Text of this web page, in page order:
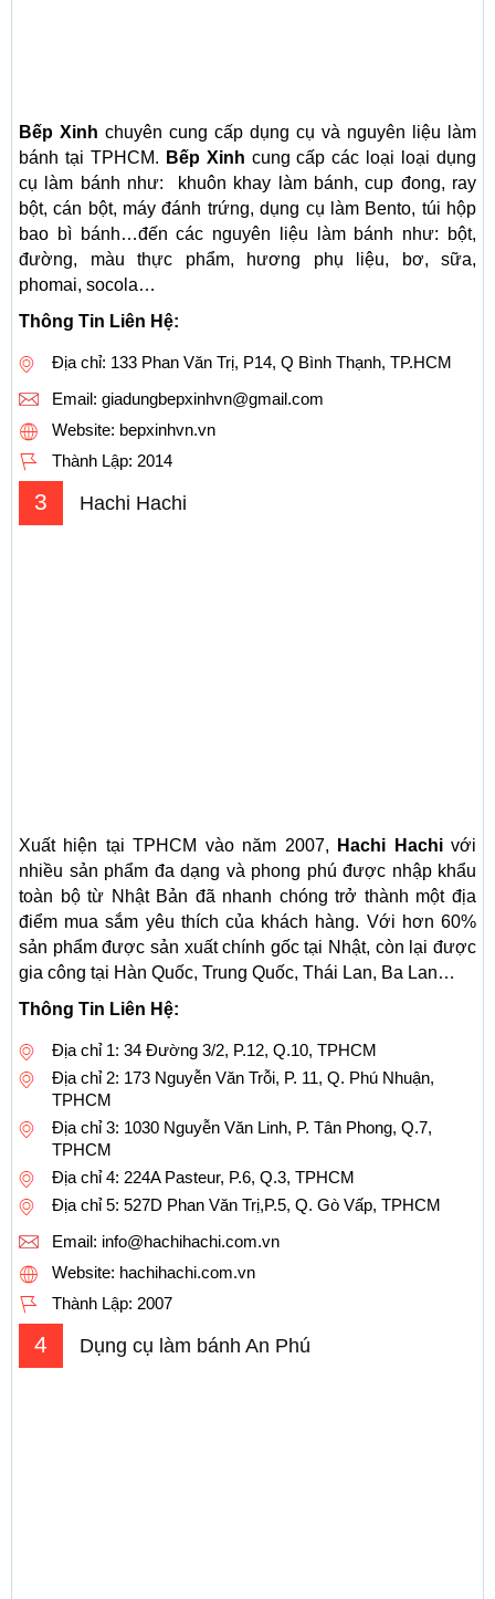
Bếp Xinh chuyên cung cấp dụng cụ và nguyên liệu làm
bánh tại TPHCM. Bếp Xinh cung cấp các loại loại dụng
cụ làm bánh như: khuôn khay làm bánh, cup đong, ray
bột, cán bột, máy đánh trứng, dụng cụ làm Bento, túi hộp
bao bì bánh…đến các nguyên liệu làm bánh như: bột,
đường, màu thực phẩm, hương phụ liệu, bơ, sữa,
phomai, socola…
Thông Tin Liên Hệ:
Địa chỉ: 133 Phan Văn Trị, P14, Q Bình Thạnh, TP.HCM
Email: giadungbepxinhvn@gmail.com
Website: bepxinhvn.vn
Thành Lập: 2014
3 Hachi Hachi
Xuất hiện tại TPHCM vào năm 2007, Hachi Hachivới
nhiều sản phẩm đa dạng và phong phú được nhập khẩu
toàn bộ từ Nhật Bản đã nhanh chóng trở thành một địa
điểm mua sắm yêu thích của khách hàng. Với hơn 60%
sản phẩm được sản xuất chính gốc tại Nhật, còn lại được
gia công tại Hàn Quốc, Trung Quốc, Thái Lan, Ba Lan…
Thông Tin Liên Hệ:
Địa chỉ 1: 34 Đường 3/2, P.12, Q.10, TPHCM
Địa chỉ 2: 173 Nguyễn Văn Trỗi, P. 11, Q. Phú Nhuận,
TPHCM
Địa chỉ 3: 1030 Nguyễn Văn Linh, P. Tân Phong, Q.7,
TPHCM
Địa chỉ 4: 224A Pasteur, P.6, Q.3, TPHCM
Địa chỉ 5: 527D Phan Văn Trị,P.5, Q. Gò Vấp, TPHCM
Email: info@hachihachi.com.vn
Website: hachihachi.com.vn
Thành Lập: 2007
4 Dụng cụ làm bánh An Phú